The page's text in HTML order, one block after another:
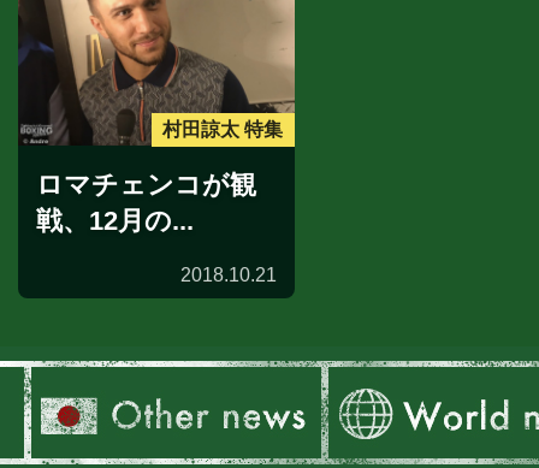
村田諒太 特集
ロマチェンコが観
戦、12月の...
2018.10.21